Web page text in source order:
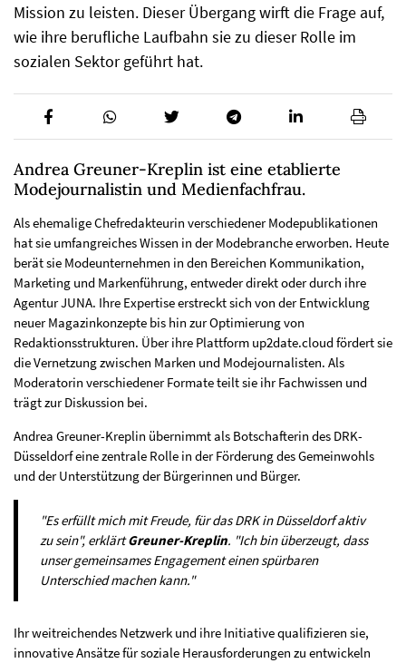
Mission zu leisten. Dieser Übergang wirft die Frage auf,
wie ihre berufliche Laufbahn sie zu dieser Rolle im
sozialen Sektor geführt hat.
Andrea Greuner-Kreplin ist eine etablierte
Modejournalistin und Medienfachfrau.
Als ehemalige Chefredakteurin verschiedener Modepublikationen
hat sie umfangreiches Wissen in der Modebranche erworben. Heute
berät sie Modeunternehmen in den Bereichen Kommunikation,
Marketing und Markenführung, entweder direkt oder durch ihre
Agentur JUNA. Ihre Expertise erstreckt sich von der Entwicklung
neuer Magazinkonzepte bis hin zur Optimierung von
Redaktionsstrukturen. Über ihre Plattform up2date.cloud fördert sie
die Vernetzung zwischen Marken und Modejournalisten. Als
Moderatorin verschiedener Formate teilt sie ihr Fachwissen und
trägt zur Diskussion bei.
Andrea Greuner-Kreplin übernimmt als Botschafterin des DRK-
Düsseldorf eine zentrale Rolle in der Förderung des Gemeinwohls
und der Unterstützung der Bürgerinnen und Bürger.
"Es erfüllt mich mit Freude, für das DRK in Düsseldorf aktiv
zu sein", erklärtGreuner-Kreplin. "Ich bin überzeugt, dass
unser gemeinsames Engagement einen spürbaren
Unterschied machen kann."
Ihr weitreichendes Netzwerk und ihre Initiative qualifizieren sie,
innovative Ansätze für soziale Herausforderungen zu entwickeln